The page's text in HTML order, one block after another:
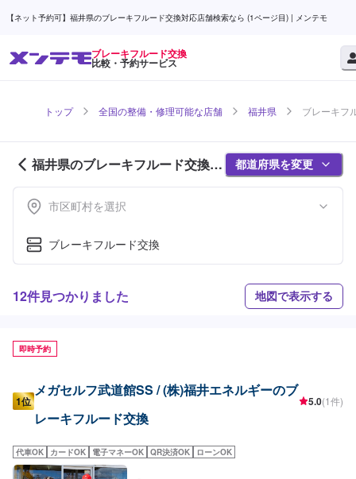
【ネット予約可】福井県のブレーキフルード交換対応店舗検索なら (1ページ目) | メンテモ
ブレーキフルード交換
比較・予約サービス
トップ 全国の整備・修理可能な店舗 福井県 ブレーキフ
福井県のブレーキフルード交換対
応店舗紹介 (1ページ目)
都道府県を変更
市区町村を選択
ブレーキフルード交換
12件見つかりました 地図で表示する
即時予約
1位
メガセルフ武道館SS / (株)福井エネルギーのブ
レーキフルード交換
5.0(1件)
代車OK カードOK 電子マネーOK QR決済OK ローンOK